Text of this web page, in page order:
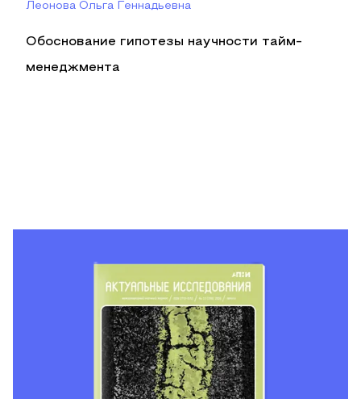
Леонова Ольга Геннадьевна
Обоснование гипотезы научности тайм-
менеджмента